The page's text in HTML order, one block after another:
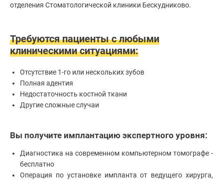
отделения Стоматологической клиники Бескудниково.
Требуются пациенты с любыми
клиническими ситуациями:
Отсутствие 1-го или нескольких зубов
Полная адентия
Недостаточность костной ткани
Другие сложные случаи
Вы получите имплантацию экспертного уровня:
Диагностика на современном компьютерном томографе -
бесплатно
Операция по установке импланта от ведущего хирурга,
Стоматолог-
зубов
Установка
абатмента
брекетов
Хирургическая
стоматология
Эстетическая
зубов
зубов
Лечение
десен